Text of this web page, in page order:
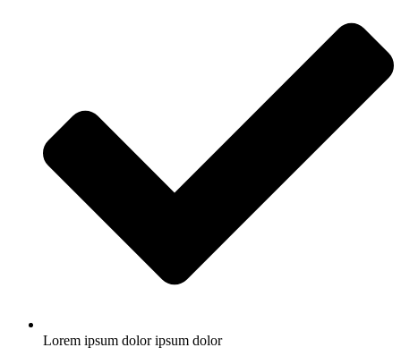
Lorem ipsum dolor ipsum dolor